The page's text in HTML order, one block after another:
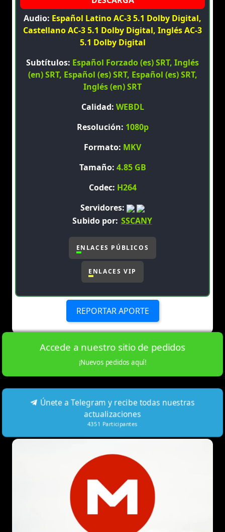
Audio: Español Latino AC-3 5.1 Dolby Digital,
Castellano AC-3 5.1 Dolby Digital, Inglés AC-3
5.1 Dolby Digital
Subtítulos: Español Forzado (es) SRT, Inglés
(en) SRT, Español (es) SRT, Español (es) SRT,
Inglés (en) SRT
Calidad: WEBDL
Resolución: 1080p
Formato: MKV
Tamaño: 4.85 GB
Codec: H264
Servidores:
Subido por: SSCANY
ENLACES PÚBLICOS
ENLACES VIP
REPORTAR APORTE
Accede a nuestro sitio de pedidos
¡Nuevos pedidos aquí!
Únete a Telegram y recibe todas nuestras
actualizaciones
4351 Participantes